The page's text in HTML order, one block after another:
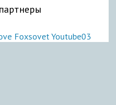
FoxsovetYoutube03